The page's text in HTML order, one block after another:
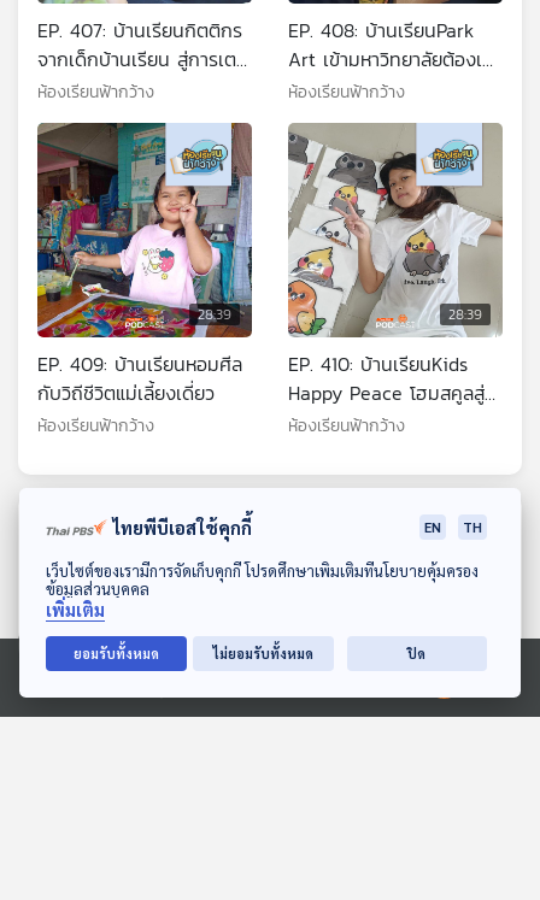
ดาวน์โหลด Thai PBS Podcast Application
Ⓒ 2020 องค์การกระจายเสียงและแพร่ภาพสาธารณะแห่งประเทศไทย
EP. 407: บ้านเรียนกิตติกร
จากเด็กบ้านเรียน สู่การเตรี
ยมเข้าศึกษาต่อในระบบ
ห้องเรียนฟ้ากว้าง
EP. 408: บ้านเรียนPark
Art เข้ามหาวิทยาลัยต้องเต
รียมอะไรบ้าง?
ห้องเรียนฟ้ากว้าง
28:39
EP. 409: บ้านเรียนหอมศีล
กับวิถีชีวิตแม่เลี้ยงเดี่ยว
ห้องเรียนฟ้ากว้าง
28:39
EP. 410: บ้านเรียนKids
Happy Peace โฮมสคูลสู่
ค้นพบแนวทางตนเอง
ห้องเรียนฟ้ากว้าง
ตอนที่เกี่ยวข้องไทยพีบีเอสใช้คุกกี้ EN TH
เว็บไซต์ของเรามีการจัดเก็บคุกกี้ โปรดศึกษาเพิ่มเติมที่นโยบายคุ้มครอง
ข้อมูลส่วนบุคคล
เพิ่มเติม
ยอมรับทั้งหมด ไม่ยอมรับทั้งหมด ปิด